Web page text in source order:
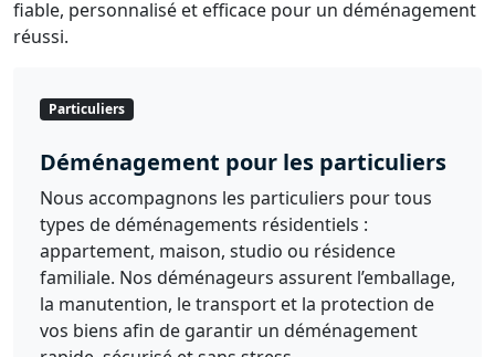
fiable, personnalisé et efficace pour un déménagement
réussi.
Particuliers
Déménagement pour les particuliers
Nous accompagnons les particuliers pour tous
types de déménagements résidentiels :
appartement, maison, studio ou résidence
familiale. Nos déménageurs assurent l’emballage,
la manutention, le transport et la protection de
vos biens afin de garantir un déménagement